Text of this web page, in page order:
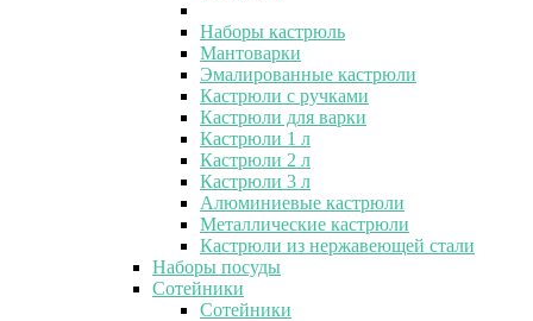
Наборы кастрюль
Мантоварки
Эмалированные кастрюли
Кастрюли с ручками
Кастрюли для варки
Кастрюли 1 л
Кастрюли 2 л
Кастрюли 3 л
Алюминиевые кастрюли
Металлические кастрюли
Кастрюли из нержавеющей стали
Наборы посуды
Сотейники
Сотейники